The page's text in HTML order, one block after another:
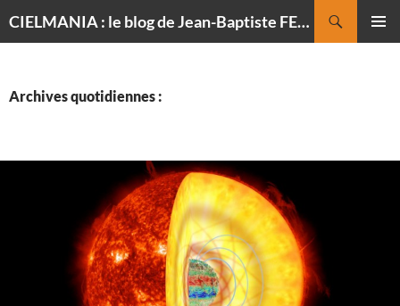
CIELMANIA : le blog de Jean-Baptiste FELDMANN, photographe du ciel
Archives quotidiennes :